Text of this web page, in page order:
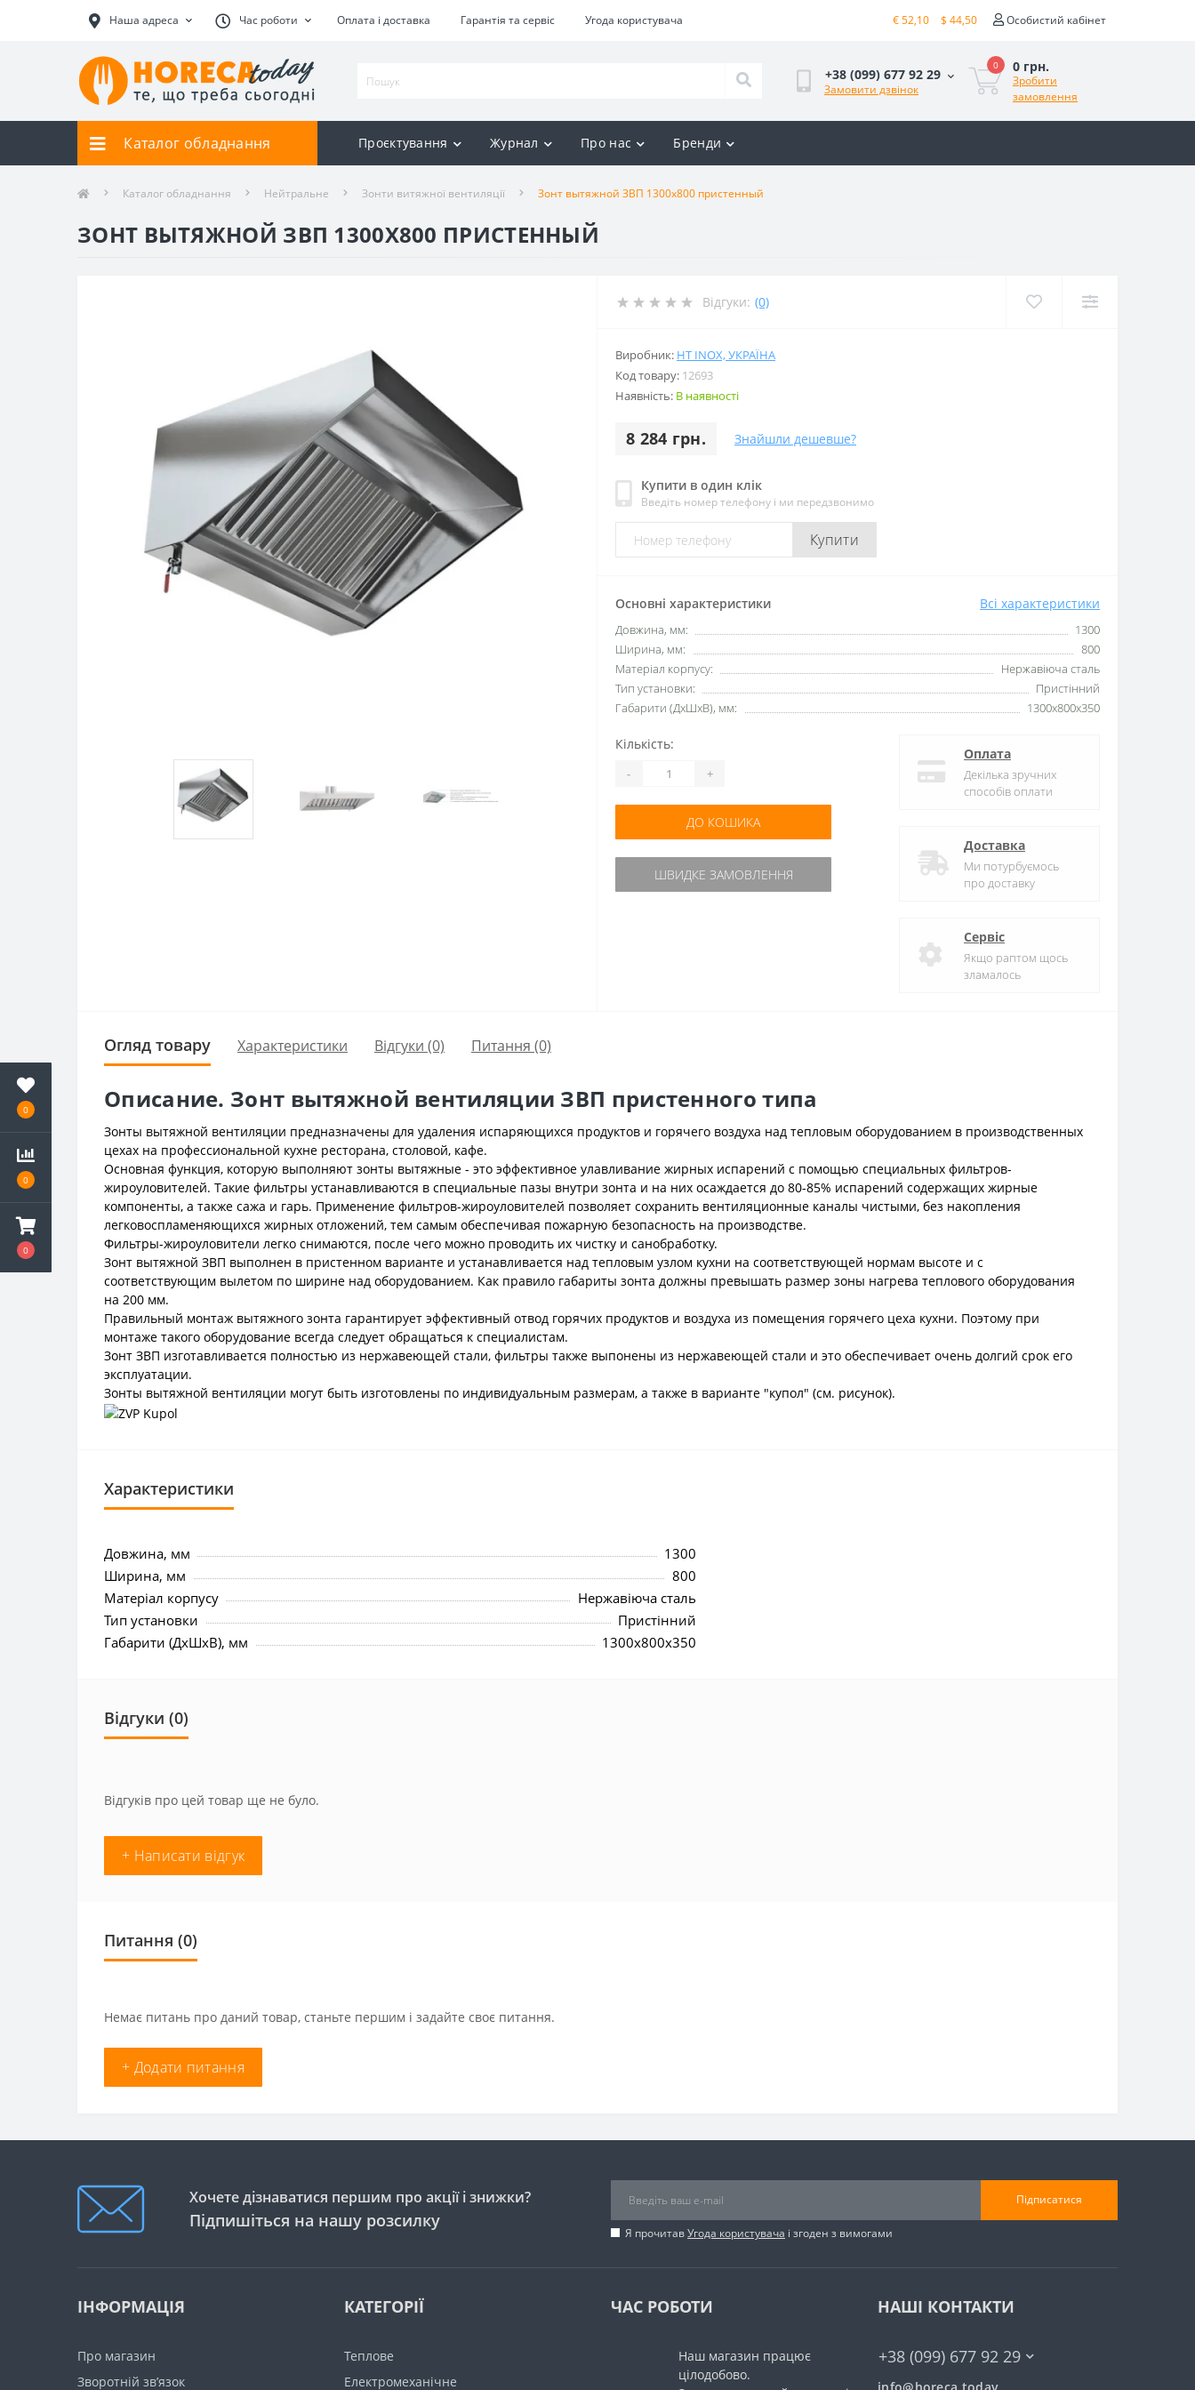
0
0
0
Наша адреса Час роботи Оплата і доставка Гарантія та сервіс Угода користувача € 52,10 $ 44,50 Особистий кабінет
+38 (099) 677 92 29
Замовити дзвінок
0 0 грн.
Зробити
замовлення
Каталог обладнання Проєктування Журнал Про нас Бренди
Каталог обладнання Нейтральне Зонти витяжної вентиляції Зонт вытяжной ЗВП 1300x800 пристенный
ЗОНТ ВЫТЯЖНОЙ ЗВП 1300X800 ПРИСТЕННЫЙ
Відгуки: (0)
Виробник: HT INOX, УКРАЇНА
Код товару: 12693
Наявність: В наявності
8 284 грн. Знайшли дешевше?
Купити в один клік
Введіть номер телефону і ми передзвонимо
Купити
Основні характеристики Всі характеристики
Довжина, мм:
1300
Ширина, мм:
800
Матеріал корпусу:
Нержавіюча сталь
Тип установки:
Пристінний
Габарити (ДхШхВ), мм:
1300x800x350
Кількість:
- +
ДО КОШИКА
ШВИДКЕ ЗАМОВЛЕННЯ
Оплата
Декілька зручних
способів оплати
Доставка
Ми потурбуємось
про доставку
Сервіс
Якщо раптом щось
зламалось
Огляд товару Характеристики Відгуки (0) Питання (0)
Описание. Зонт вытяжной вентиляции ЗВП пристенного типа
Зонты вытяжной вентиляции предназначены для удаления испаряющихся продуктов и горячего воздуха над тепловым оборудованием в производственных
цехах на профессиональной кухне ресторана, столовой, кафе.
Основная функция, которую выполняют зонты вытяжные - это эффективное улавливание жирных испарений с помощью специальных фильтров-
жироуловителей. Такие фильтры устанавливаются в специальные пазы внутри зонта и на них осаждается до 80-85% испарений содержащих жирные
компоненты, а также сажа и гарь. Применение фильтров-жироуловителей позволяет сохранить вентиляционные каналы чистыми, без накопления
легковоспламеняющихся жирных отложений, тем самым обеспечивая пожарную безопасность на производстве.
Фильтры-жироуловители легко снимаются, после чего можно проводить их чистку и санобработку.
Зонт вытяжной ЗВП выполнен в пристенном варианте и устанавливается над тепловым узлом кухни на соответствующей нормам высоте и с
соответствующим вылетом по ширине над оборудованием. Как правило габариты зонта должны превышать размер зоны нагрева теплового оборудования
на 200 мм.
Правильный монтаж вытяжного зонта гарантирует эффективный отвод горячих продуктов и воздуха из помещения горячего цеха кухни. Поэтому при
монтаже такого оборудование всегда следует обращаться к специалистам.
Зонт ЗВП изготавливается полностью из нержавеющей стали, фильтры также выпонены из нержавеющей стали и это обеспечивает очень долгий срок его
эксплуатации.
Зонты вытяжной вентиляции могут быть изготовлены по индивидуальным размерам, а также в варианте "купол" (см. рисунок).
Характеристики
Довжина, мм
1300
Ширина, мм
800
Матеріал корпусу
Нержавіюча сталь
Тип установки
Пристінний
Габарити (ДхШхВ), мм
1300x800x350
Відгуки (0)
Відгуків про цей товар ще не було.
+ Написати відгук
Питання (0)
Немає питань про даний товар, станьте першим і задайте своє питання.
+ Додати питання
Хочете дізнаватися першим про акції і знижки?
Підпишіться на нашу розсилку
Підписатися
Я прочитавУгода користувача і згоден з вимогами
ІНФОРМАЦІЯ
Про магазин
Зворотній зв’язок
КАТЕГОРІЇ
Теплове
Електромеханічне
ЧАС РОБОТИ
Наш магазин працює
цілодобово.
НАШІ КОНТАКТИ
+38 (099) 677 92 29